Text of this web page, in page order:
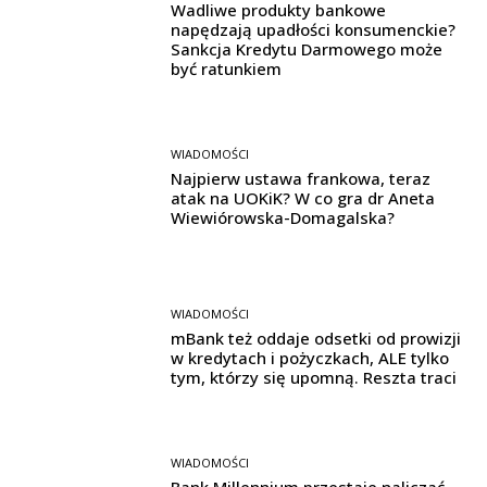
Wadliwe produkty bankowe
napędzają upadłości konsumenckie?
Sankcja Kredytu Darmowego może
być ratunkiem
WIADOMOŚCI
Najpierw ustawa frankowa, teraz
atak na UOKiK? W co gra dr Aneta
Wiewiórowska-Domagalska?
WIADOMOŚCI
mBank też oddaje odsetki od prowizji
w kredytach i pożyczkach, ALE tylko
tym, którzy się upomną. Reszta traci
WIADOMOŚCI